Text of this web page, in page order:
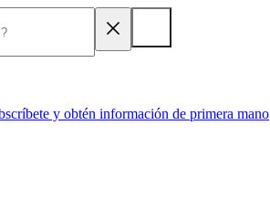
y obtén información de primera mano